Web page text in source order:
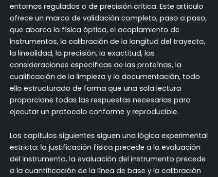
Conclusión
PREGUNTAS FRECUENTES
entornos regulados o de precisión crítica. Este artículo
ofrece un marco de validación completo, paso a paso,
que abarca la física óptica, el acoplamiento de
instrumentos, la calibración de la longitud del trayecto,
la linealidad, la precisión, la exactitud, las
consideraciones específicas de las proteínas, la
cualificación de la limpieza y la documentación, todo
ello estructurado de forma que una sola lectura
proporcione todas las respuestas necesarias para
ejecutar un protocolo conforme y reproducible.
Los capítulos siguientes siguen una lógica experimental
estricta: la justificación física precede a la evaluación
del instrumento, la evaluación del instrumento precede
a la cuantificación de la línea de base y la calibración